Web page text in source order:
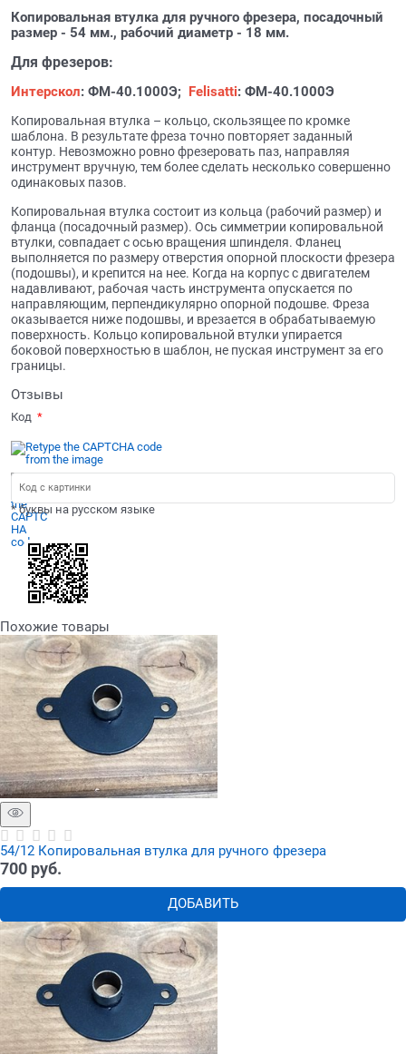
Копировальная втулка для ручного фрезера, посадочный
размер - 54 мм., рабочий диаметр - 18 мм.
Для фрезеров:
Интерскол: ФМ-40.1000Э; Felisatti: ФМ-40.1000Э
Копировальная втулка – кольцо, скользящее по кромке
шаблона. В результате фреза точно повторяет заданный
контур. Невозможно ровно фрезеровать паз, направляя
инструмент вручную, тем более сделать несколько совершенно
одинаковых пазов.
Копировальная втулка состоит из кольца (рабочий размер) и
фланца (посадочный размер). Ось симметрии копировальной
втулки, совпадает с осью вращения шпинделя. Фланец
выполняется по размеру отверстия опорной плоскости фрезера
(подошвы), и крепится на нее. Когда на корпус с двигателем
надавливают, рабочая часть инструмента опускается по
направляющим, перпендикулярно опорной подошве. Фреза
оказывается ниже подошвы, и врезается в обрабатываемую
поверхность. Кольцо копировальной втулки упирается
боковой поверхностью в шаблон, не пуская инструмент за его
границы.
Отзывы
Код
* буквы на русском языке
Похожие товары
54/12 Копировальная втулка для ручного фрезера
700 руб.
ДОБАВИТЬ